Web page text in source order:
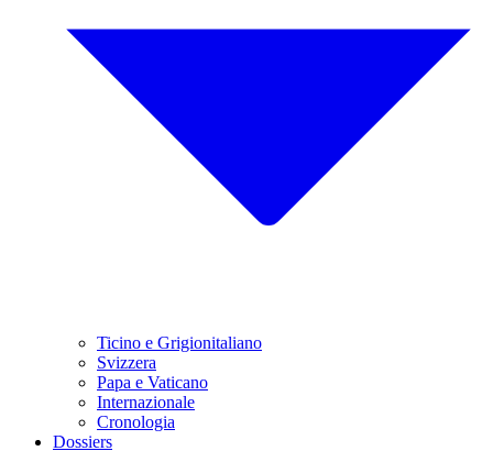
Ticino e Grigionitaliano
Svizzera
Papa e Vaticano
Internazionale
Cronologia
Dossiers